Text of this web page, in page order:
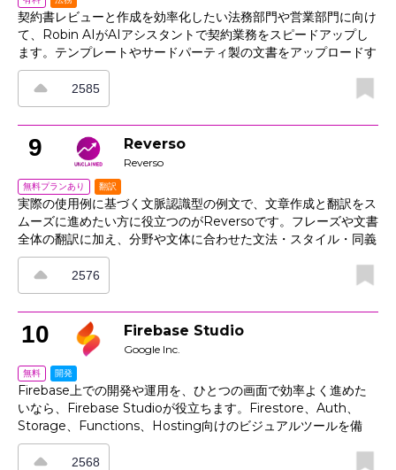
ジやPDF、レート制限、ブロッカーへの対応も含め、プロキシ
やヘッドレスブラウザのスクリプトなしでWebデータ収集を進
められます。
契約書レビューと作成を効率化したい法務部門や営業部門に向け
て、Robin AIがAIアシスタントで契約業務をスピードアップし
ます。テンプレートやサードパーティ製の文書をアップロードす
ると、プレイブックに基づく修正指示を取得でき、ポリシーに沿
った明確な条項も生成できます。条項ライブラリ、定義、代替条
項を活用することで、契約条件の一貫性も保ちやすくなります。
さらに、コラボレーションと承認機能によって変更履歴を追跡で
き、CLM、メール、ストレージとの連携で、レビュー時のリス
クと手戻りを抑えながら取引を前へ進められます。
2585
9 Reverso
Reverso
無料プランあり 翻訳
実際の使用例に基づく文脈認識型の例文で、文章作成と翻訳をス
ムーズに進めたい方に役立つのがReversoです。フレーズや文書
全体の翻訳に加え、分野や文体に合わせた文法・スタイル・同義
語の提案で、自然で伝わりやすい表現へ整えられます。活用表と
辞書は多言語に対応し、お気に入り保存で自分専用の用語集も作
成可能です。拡張機能とモバイルアプリにより、場所を選ばず使
えます。発音機能やフレーズ集も備え、学習から実務まで幅広く
文章作成を支援します。
2576
10 Firebase Studio
Google Inc.
無料 開発
Firebase上での開発や運用を、ひとつの画面で効率よく進めた
いなら、Firebase Studioが役立ちます。Firestore、Auth、
Storage、Functions、Hosting向けのビジュアルツールを備
え、モデルデータ、テストルール、使用状況の確認をタブ切り替
えなしで行えます。エミュレーターで変更内容を安全にプレビュ
2568